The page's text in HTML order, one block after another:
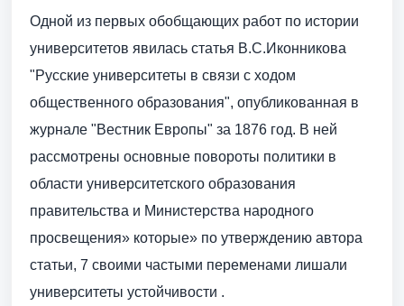
Одной из первых обобщающих работ по истории
университетов явилась статья В.С.Иконникова
"Русские университеты в связи с ходом
общественного образования", опубликованная в
журнале "Вестник Европы" за 1876 год. В ней
рассмотрены основные повороты политики в
области университетского образования
правительства и Министерства народного
просвещения» которые» по утверждению автора
статьи, 7 своими частыми переменами лишали
университеты устойчивости .